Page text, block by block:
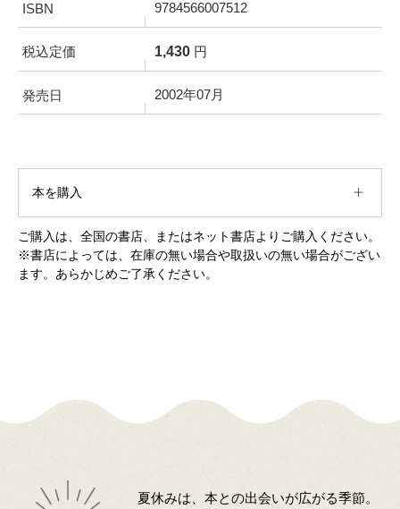
ISBN 9784566007512
税込定価 1,430円
発売日 2002年07月
本を購入
ご購入は、全国の書店、またはネット書店よりご購入ください。
※書店によっては、在庫の無い場合や取扱いの無い場合がござい
ます。あらかじめご了承ください。
夏休みは、本との出会いが広がる季節。